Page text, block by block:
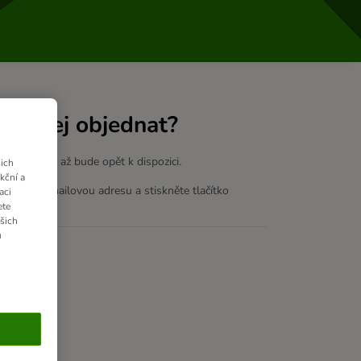
si jej objednat?
dá vědět, až bude opět k dispozici.
svou e-mailovou adresu a stiskněte tlačítko
a